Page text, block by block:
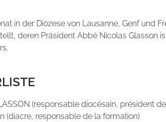
in der Diözese von Lausanne, Genf und
deren Präsident Abbé Nicolas Glasson
(responsable diocésain, président
(diacre, responsable de la formation)